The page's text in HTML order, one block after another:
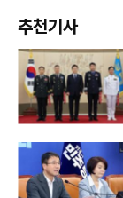
추천기사